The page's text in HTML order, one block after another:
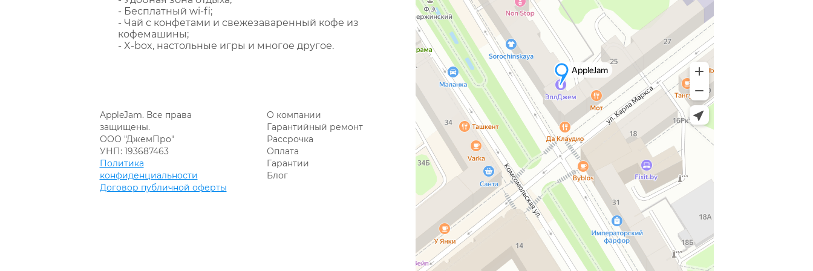
- Бесплатный wi-fi;
- Чай с конфетами и свежезаваренный кофе из
кофемашины;
- X-box, настольные игры и многое другое.
AppleJam. Все права
защищены.
ООО "ДжемПро"
УНП: 193687463
Политика
конфиденциальности
Договор публичной оферты
О компании
Гарантийный ремонт
Рассрочка
Оплата
Гарантии
Блог